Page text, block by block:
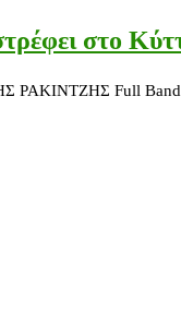
στο
Full Band LIVE